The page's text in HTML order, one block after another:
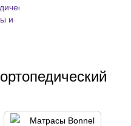
Матрасы Bonnel